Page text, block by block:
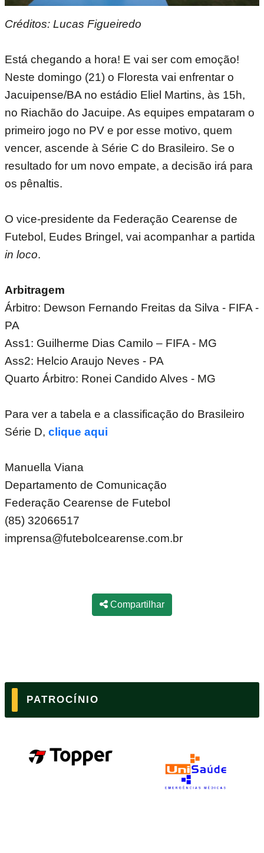
Créditos: Lucas Figueiredo
Está chegando a hora! E vai ser com emoção!
Neste domingo (21) o Floresta vai enfrentar o
Jacuipense/BA no estádio Eliel Martins, às 15h,
no Riachão do Jacuipe. As equipes empataram o
primeiro jogo no PV e por esse motivo, quem
vencer, ascende à Série C do Brasileiro. Se o
resultado for um novo empate, a decisão irá para
os pênaltis.
O vice-presidente da Federação Cearense de
Futebol, Eudes Bringel, vai acompanhar a partida
in loco.
Arbitragem
Árbitro: Dewson Fernando Freitas da Silva - FIFA -
PA
Ass1: Guilherme Dias Camilo – FIFA - MG
Ass2: Helcio Araujo Neves - PA
Quarto Árbitro: Ronei Candido Alves - MG
Para ver a tabela e a classificação do Brasileiro
Série D, clique aqui
Manuella Viana
Departamento de Comunicação
Federação Cearense de Futebol
(85) 32066517
imprensa@futebolcearense.com.br
Compartilhar
PATROCÍNIO